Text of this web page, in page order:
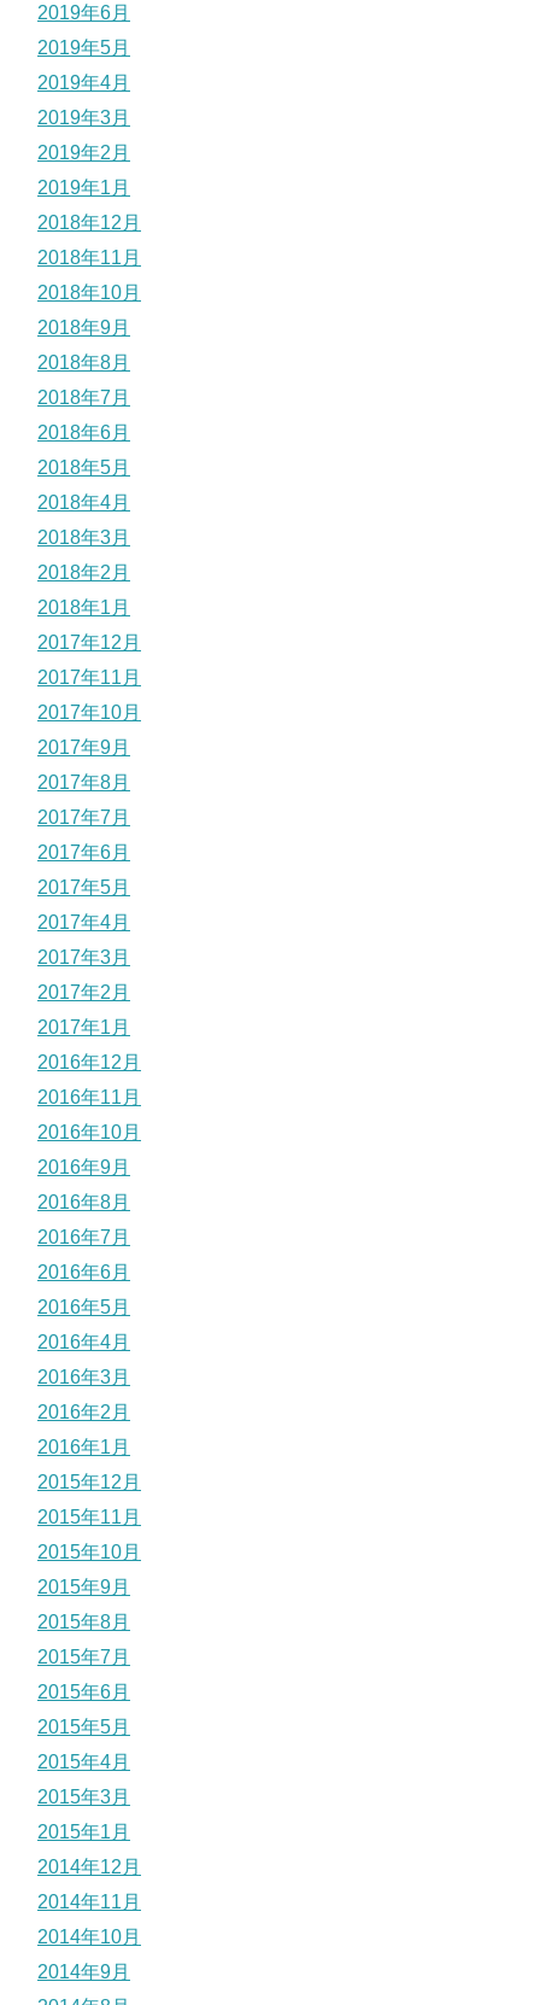
2019年6月
2019年5月
2019年4月
2019年3月
2019年2月
2019年1月
2018年12月
2018年11月
2018年10月
2018年9月
2018年8月
2018年7月
2018年6月
2018年5月
2018年4月
2018年3月
2018年2月
2018年1月
2017年12月
2017年11月
2017年10月
2017年9月
2017年8月
2017年7月
2017年6月
2017年5月
2017年4月
2017年3月
2017年2月
2017年1月
2016年12月
2016年11月
2016年10月
2016年9月
2016年8月
2016年7月
2016年6月
2016年5月
2016年4月
2016年3月
2016年2月
2016年1月
2015年12月
2015年11月
2015年10月
2015年9月
2015年8月
2015年7月
2015年6月
2015年5月
2015年4月
2015年3月
2015年1月
2014年12月
2014年11月
2014年10月
2014年9月